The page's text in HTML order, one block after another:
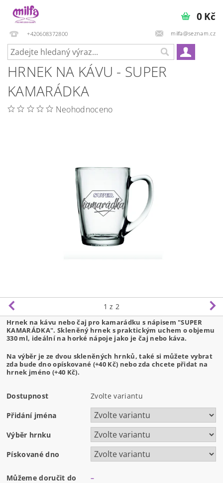
+420608372800 milfa@seznam.cz
0 Kč
HRNEK NA KÁVU - SUPER
KAMARÁDKA
Neohodnoceno
1 z 2
Hrnek na kávu nebo čaj pro kamarádku s nápisem "SUPER
KAMARÁDKA". Skleněný hrnek s praktickým uchem o objemu
330 ml, ideální na horké nápoje jako je čaj nebo káva.
Na výběr je ze dvou skleněných hrnků, také si můžete vybrat
zda bude dno opískované (+40 Kč) nebo zda chcete přidat na
hrnek jméno (+40 Kč).
Dostupnost Zvolte variantu
Přidání jména
Výběr hrnku
Pískované dno
Můžeme doručit do –